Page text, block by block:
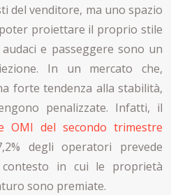
del venditore, ma uno spazio
proiettare il proprio stile
e passeggere sono un
In un mercato che,
forte tendenza alla stabilità,
penalizzate. Infatti, il
OMI del secondo trimestre
degli operatori prevede
in cui le proprietà
sono premiate.